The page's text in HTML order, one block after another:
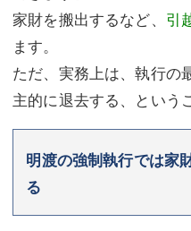
家財を搬出するなど、 引
ます。
ただ、実務上は、執行の
主的に退去する、という
明渡の強制執行では家
る